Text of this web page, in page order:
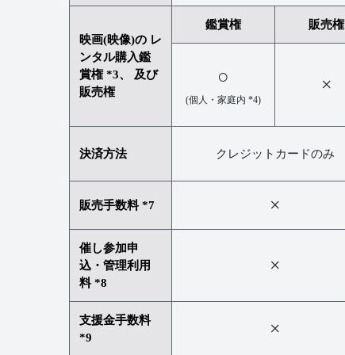
映画(映像)の レ
ンタル購入鑑
賞権 *3、 及び
販売権
鑑賞権 販売権
○
(個人・家庭内 *4)
×
決済方法 クレジットカードのみ
販売手数料 *7 ×
催し参加申
込・管理利用
料 *8
×
支援金手数料
*9
×